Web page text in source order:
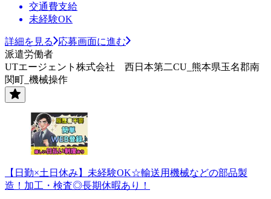
交通費支給
未経験OK
詳細を見る
応募画面に進む
派遣労働者
UTエージェント株式会社 西日本第二CU_熊本県玉名郡南
関町_機械操作
【日勤×土日休み】未経験OK☆輸送用機械などの部品製
造！加工・検査◎長期休暇あり！